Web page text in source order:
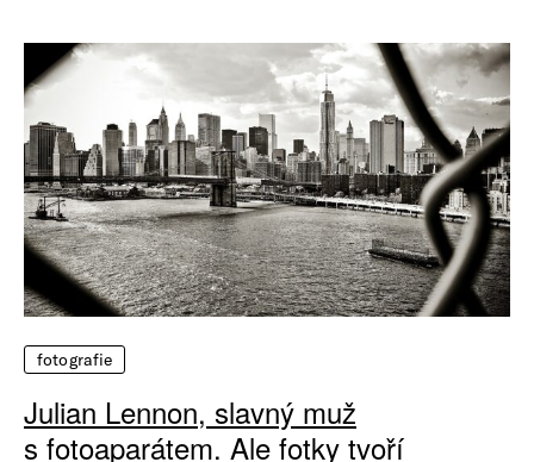
fotografie
Julian Lennon, slavný muž
s fotoaparátem. Ale fotky tvoří